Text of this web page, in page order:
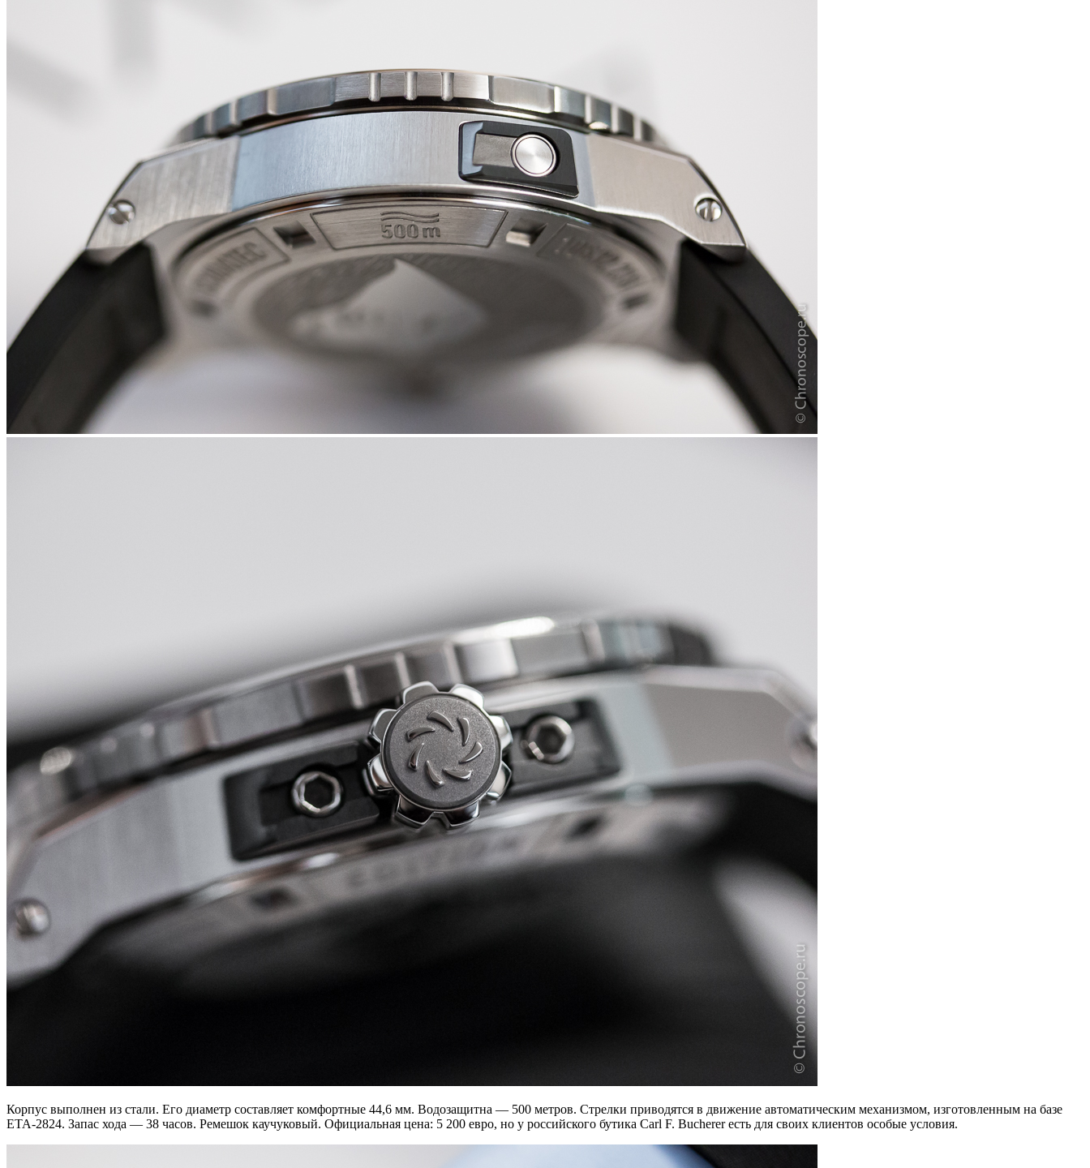
Корпус выполнен из стали. Его диаметр составляет комфортные 44,6 мм. Водозащитна — 500 метров. Стрелки приводятся в движение автоматическим механизмом, изготовленным на базе
ЕТА-2824. Запас хода — 38 часов. Ремешок каучуковый. Официальная цена: 5 200 евро, но у российского бутика Carl F. Bucherer есть для своих клиентов особые условия.